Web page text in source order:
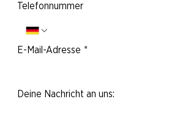
Telefonnummer
E-Mail-Adresse *
Deine Nachricht an uns: